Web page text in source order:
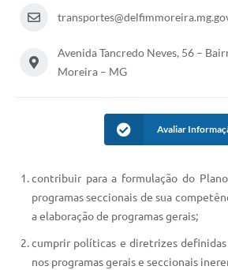
Conheça Delfim Moreira
Contratos
Avenida Tancredo Neves, 56 –
Moreira – MG
Avaliar
contribuir para a formulação do
programas seccionais de sua
a elaboração de programas gerais;
cumprir políticas e diretrizes
nos programas gerais e seccionais